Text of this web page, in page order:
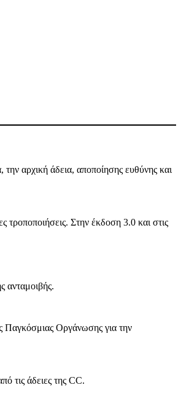
αρχική άδεια, αποποίησης ευθύνης και
τροποποιήσεις. Στην έκδοση 3.0 και στις
ανταμοιβής.
Παγκόσμιας Οργάνωσης για την
τις άδειες της CC.